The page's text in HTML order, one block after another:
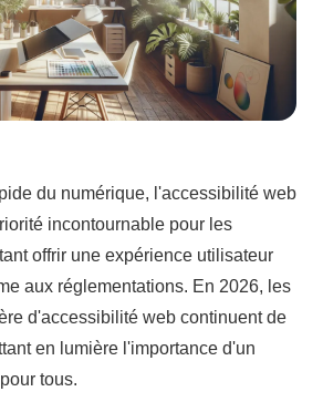
du numérique, l'accessibilité web
incontournable pour les
offrir une expérience utilisateur
aux réglementations. En 2026, les
d'accessibilité web continuent de
en lumière l'importance d'un
tous.